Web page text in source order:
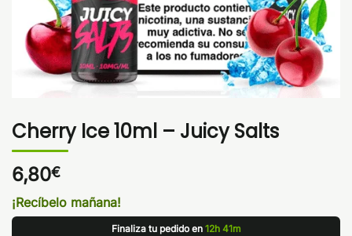
Cherry Ice 10ml – Juicy Salts
6,80€
¡Recíbelo mañana!
Finaliza tu pedido en 12h 41m